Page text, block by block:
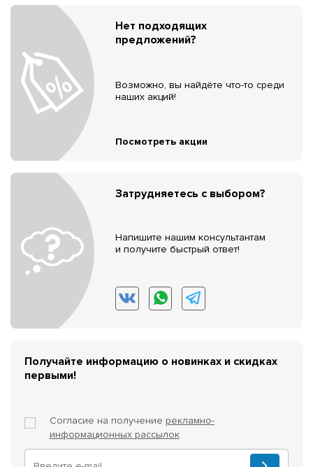
Нет подходящих
предложений?
Возможно, вы найдёте что-то среди
наших акций!
Посмотреть акции
Затрудняетесь с выбором?
Напишите нашим консультантам
и получите быстрый ответ!
Получайте информацию о новинках и скидках
первыми!
Согласие на получение рекламно-
информационных рассылок